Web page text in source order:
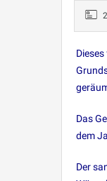
Das
dem
Der